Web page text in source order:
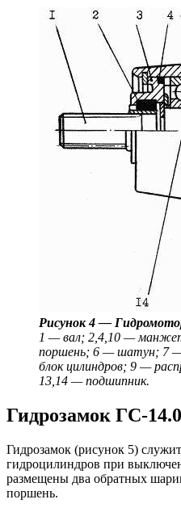
Рисунок 4 —
1 — вал; 2,4,10 —
поршень; 6 — шатун; 7
блок цилиндров; 9 —
13,14 — подшипник.
Гидрозамок ГС-
Гидрозамок (рисунок 5)
гидроцилиндров при
размещены два обратных
поршень.